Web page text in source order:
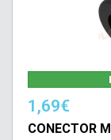
1,69€
CONECTOR